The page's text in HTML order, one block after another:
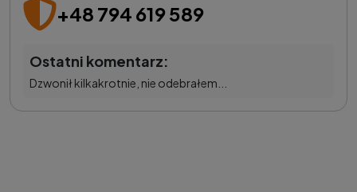
+48 794 619 589
Ostatni komentarz:
Dzwonił kilkakrotnie, nie odebrałem...